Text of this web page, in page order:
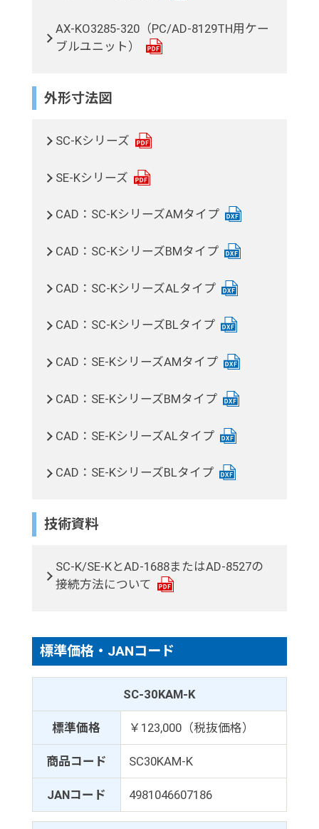
AX-KO3285-320（PC/AD-8129TH用ケー
ブルユニット）
外形寸法図
SC-Kシリーズ
SE-Kシリーズ
CAD：SC-KシリーズAMタイプ
CAD：SC-KシリーズBMタイプ
CAD：SC-KシリーズALタイプ
CAD：SC-KシリーズBLタイプ
CAD：SE-KシリーズAMタイプ
CAD：SE-KシリーズBMタイプ
CAD：SE-KシリーズALタイプ
CAD：SE-KシリーズBLタイプ
技術資料
SC-K/SE-KとAD-1688またはAD-8527の
接続方法について
標準価格・JANコード
SC-30KAM-K
標準価格 ￥123,000（税抜価格）
商品コード SC30KAM-K
JANコード 4981046607186